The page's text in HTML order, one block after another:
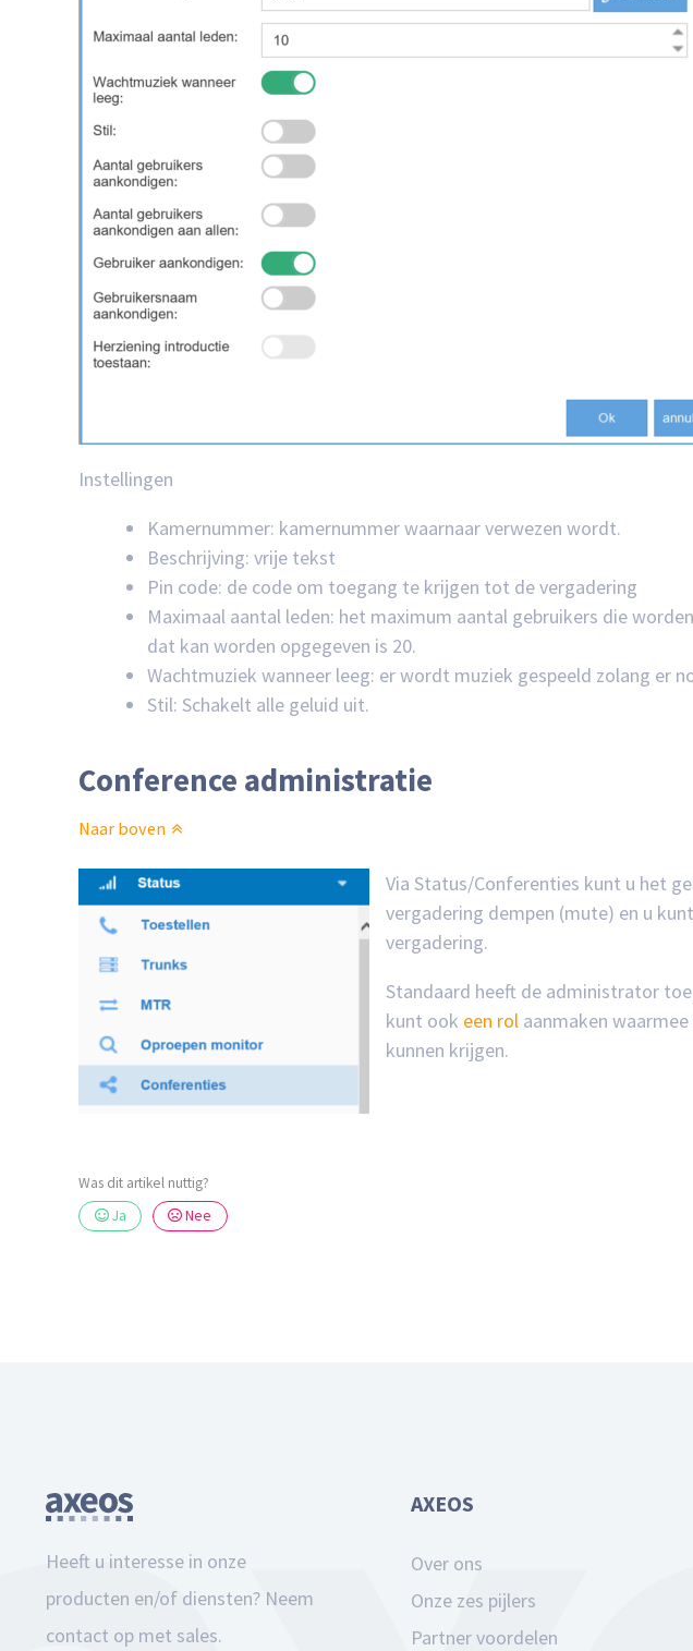
Instellingen
Kamernummer: kamernummer waarnaar verwezen wordt.
Beschrijving: vrije tekst
Pin code: de code om toegang te krijgen tot de vergadering
Maximaal aantal leden: het maximum aantal gebruikers die
dat kan worden opgegeven is 20.
Wachtmuziek wanneer leeg: er wordt muziek gespeeld zolang er
Stil: Schakelt alle geluid uit.
Conference administratie
Naar boven
Via Status/Conferenties kunt u het
vergadering dempen (mute) en u
vergadering.
Standaard heeft de administrator
kunt ook een rol aanmaken
kunnen krijgen.
Was dit artikel nuttig?
Ja
Nee
Heeft u interesse in onze
producten en/of diensten? Neem
contact op met sales.
AXEOS
Over ons
Onze zes pijlers
Partner voordelen